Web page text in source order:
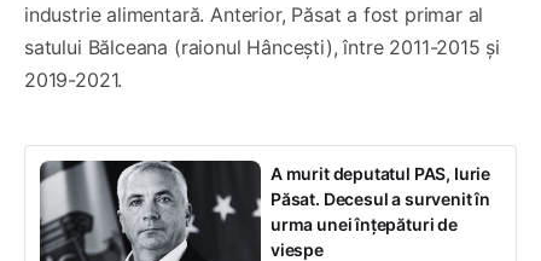
industrie alimentară. Anterior, Păsat a fost primar al
satului Bălceana (raionul Hâncești), între 2011-2015 și
2019-2021.
A murit deputatul PAS, Iurie
Păsat. Decesul a survenit în
urma unei înțepături de
viespe